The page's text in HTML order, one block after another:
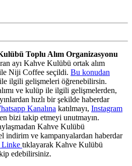
Toplu Alım Organizasyonu
ayı Kahve Kulübü ortak alım
Niji Coffee seçildi. Bu konudan
ile ilgili gelişmeleri öğrenebilirsin.
ve kulüp ile ilgili gelişmelerden,
hızlı bir şekilde haberdar
Kanalına katılmayı, Instagram
bizi takip etmeyi unutmayın.
Kahve Kulübü
indirim ve kampanyalardan haberdar
Linke tıklayarak Kahve Kulübü
edebilirsiniz.